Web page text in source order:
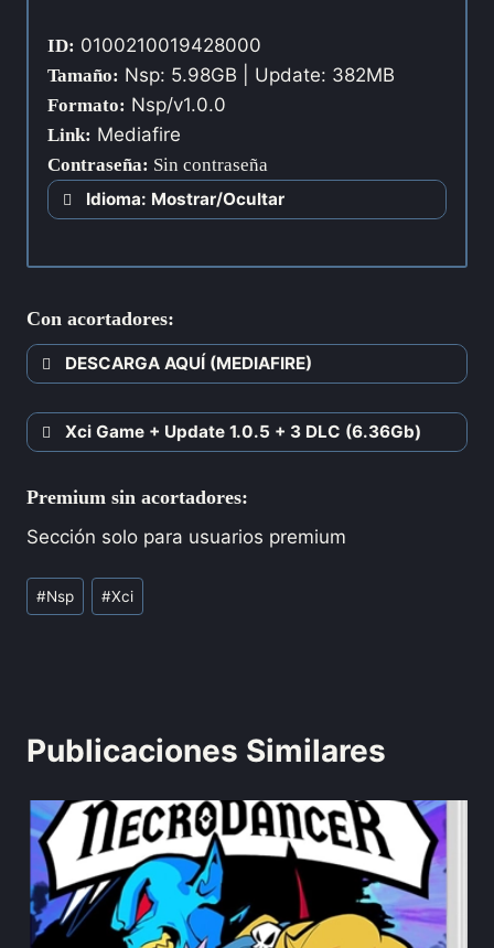
ID: 0100210019428000
Tamaño: Nsp: 5.98GB | Update: 382MB
Formato: Nsp/v1.0.0
Link: Mediafire
Contraseña: Sin contraseña
Idioma: Mostrar/Ocultar
Con acortadores:
DESCARGA AQUÍ (MEDIAFIRE)
Xci Game + Update 1.0.5 + 3 DLC (6.36Gb)
Premium sin acortadores:
Sección solo para usuarios premium
#Nsp #Xci
Publicaciones Similares